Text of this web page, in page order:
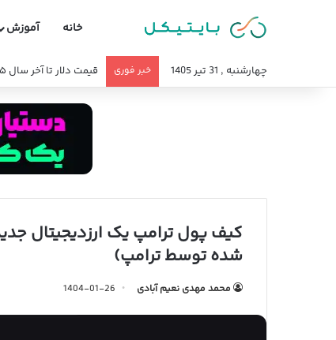
خانه آموزش
چهارشنبه , 31 تیر 1405 خبر فوری قیمت دلار تا آخر سال ۱۴۰۵ چند میشود؟
کیف پول ترامپ یک ارزدیجیتال
شده توسط ترامپ)
محمد مهدی نعیم آبادی 1404-01-26